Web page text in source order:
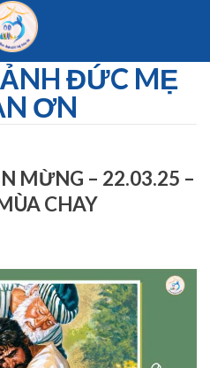
ĐỨC MẸ
ƠN
MỪNG – 22.03.25 –
CHAY